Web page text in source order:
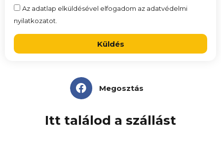
Az adatlap elküldésével elfogadom az adatvédelmi
nyilatkozatot.
Küldés
Megosztás
Itt találod a szállást